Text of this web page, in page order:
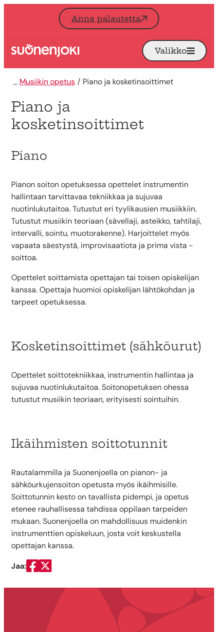
Siirry sisältöön
Anna palautetta
Etusivu Avaa
Valikko
Musiikin opetus Piano ja kosketinsoittimet
Piano ja
kosketinsoittimet
Piano
Pianon soiton opetuksessa opettelet instrumentin
hallintaan tarvittavaa tekniikkaa ja sujuvaa
nuotinlukutaitoa. Tutustut eri tyylikausien musiikkiin.
Tutustut musiikin teoriaan (sävellaji, asteikko, tahtilaji,
intervalli, sointu, muotorakenne). Harjoittelet myös
vapaata säestystä, improvisaatiota ja prima vista -
soittoa.
Opettelet soittamista opettajan tai toisen opiskelijan
kanssa. Opettaja huomioi opiskelijan lähtökohdan ja
tarpeet opetuksessa.
Kosketinsoittimet (sähköurut)
Opettelet soittotekniikkaa, instrumentin hallintaa ja
sujuvaa nuotinlukutaitoa. Soitonopetuksen ohessa
tutustut musiikin teoriaan, erityisesti sointuihin.
Ikäihmisten soittotunnit
Rautalammilla ja Suonenjoella on pianon- ja
sähköurkujensoiton opetusta myös ikäihmisille.
Soittotunnin kesto on tavallista pidempi, ja opetus
etenee rauhallisessa tahdissa oppilaan tarpeiden
mukaan. Suonenjoella on mahdollisuus muidenkin
instrumenttien opiskeluun, josta voit keskustella
opettajan kanssa.
Jaa:
Jaa Facebookissa
Jaa Twitterissä